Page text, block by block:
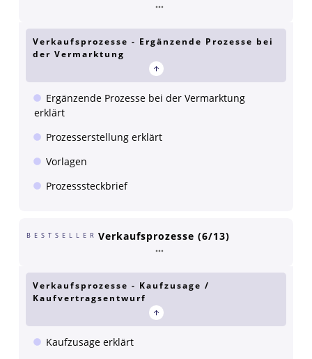
Verkaufsprozesse - Ergänzende Prozesse bei
der Vermarktung
Ergänzende Prozesse bei der Vermarktung
erklärt
Prozesserstellung erklärt
Vorlagen
Prozesssteckbrief
BESTSELLER Verkaufsprozesse (6/13)
Verkaufsprozesse - Kaufzusage /
Kaufvertragsentwurf
Kaufzusage erklärt